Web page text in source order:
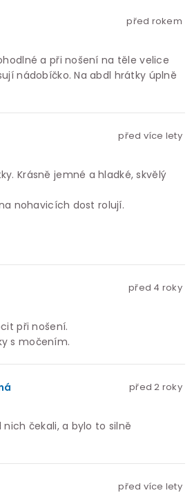
před rokem
a při nošení na těle velice
nádobíčko. Na abdl hrátky úplně
před více lety
Krásně jemné a hladké, skvělý
nohavicích dost rolují.
před 4 roky
při nošení.
s močením.
před 2 roky
čekali, a bylo to silně
před více lety